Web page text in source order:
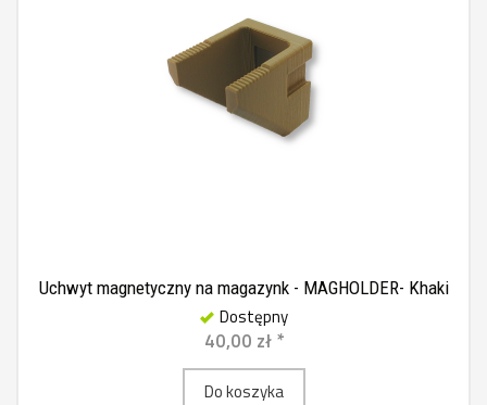
Uchwyt magnetyczny na magazynk - MAGHOLDER- Khaki
Dostępny
40,00 zł *
Do koszyka